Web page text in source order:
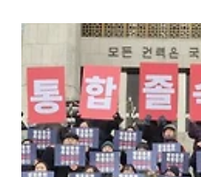
명 가입자가 몰렸던 경남도민연금의 운
화하기 위해 가입자와 직접 소통하는 간
지사의 4년 임기를 대표하는 민생 복지
대하여 살펴보겠습니다. 경남도민연금
남도민연금 운영 및 지원에..